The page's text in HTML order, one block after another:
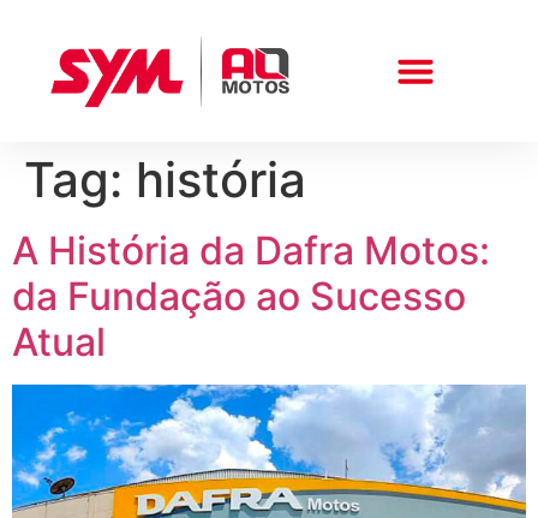
Tag: história
A História da Dafra Motos:
da Fundação ao Sucesso
Atual